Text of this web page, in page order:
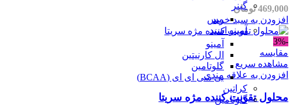
گینر
مس
آمینو اسید
آمینو
ال کارنیتین
گلوتامین
بی سی ای ای (BCAA)
کراتین
گلوتامین
469,000 تومان
افزودن به سبد خرید
-3%
مقایسه
مشاهده سریع
افزودن به علاقه مندی
محلول تقویت کننده مژه سریتا